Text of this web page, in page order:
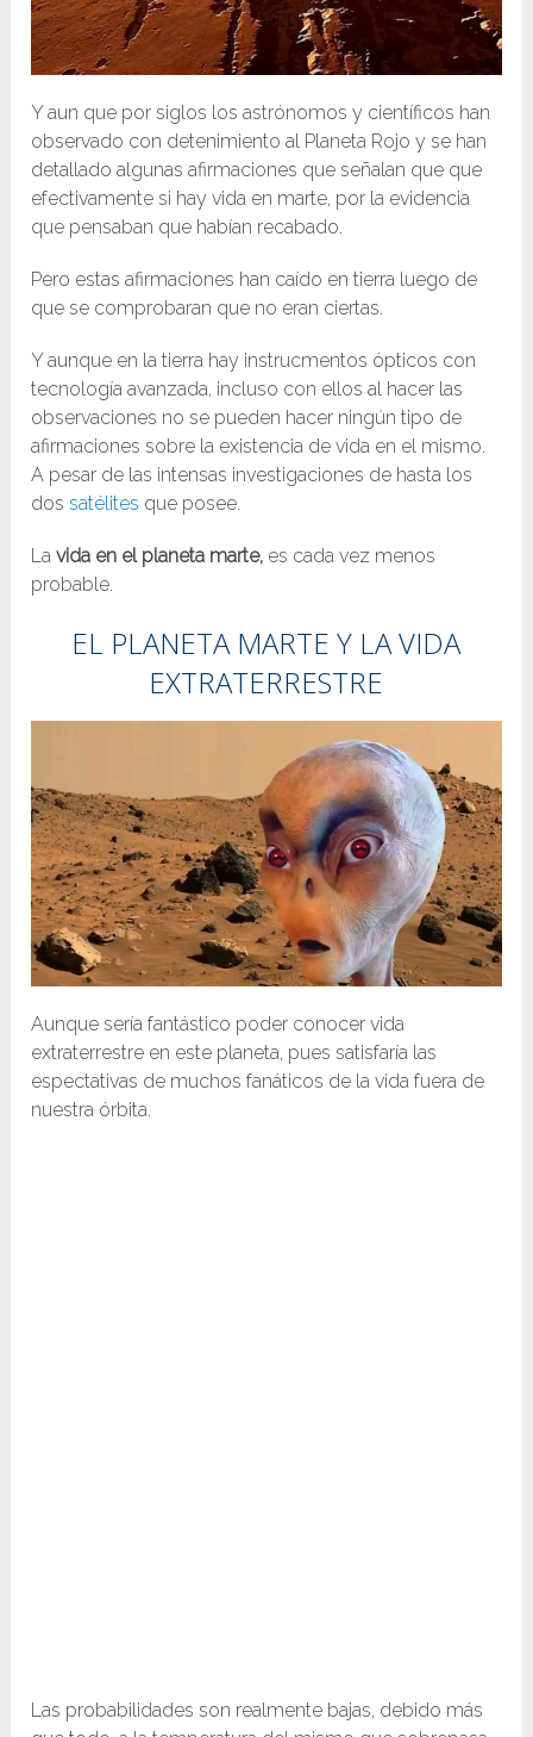
Y aun que por siglos los astrónomos y científicos han
observado con detenimiento al Planeta Rojo y se han
detallado algunas afirmaciones que señalan que que
efectivamente si hay vida en marte, por la evidencia
que pensaban que habían recabado.
Pero estas afirmaciones han caído en tierra luego de
que se comprobaran que no eran ciertas.
Y aunque en la tierra hay instrucmentos ópticos con
tecnología avanzada, incluso con ellos al hacer las
observaciones no se pueden hacer ningún tipo de
afirmaciones sobre la existencia de vida en el mismo.
A pesar de las intensas investigaciones de hasta los
dossatélites que posee.
Lavida en el planeta marte, es cada vez menos
probable.
EL PLANETA MARTE Y LA VIDA
EXTRATERRESTRE
Aunque sería fantástico poder conocer vida
extraterrestre en este planeta, pues satisfaría las
espectativas de muchos fanáticos de la vida fuera de
nuestra órbita.
Las probabilidades son realmente bajas, debido más